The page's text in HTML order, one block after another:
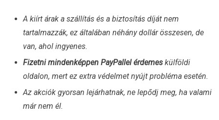
A kiírt árak a szállítás és a biztosítás díját nem
tartalmazzák, ez általában néhány dollár összesen, de
van, ahol ingyenes.
Fizetni mindenképpen PayPallel érdemes külföldi
oldalon, mert ez extra védelmet nyújt probléma esetén.
Az akciók gyorsan lejárhatnak, ne lepődj meg, ha valami
már nem él.